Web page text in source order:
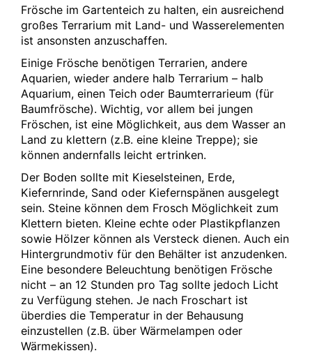
Frösche im Gartenteich zu halten, ein ausreichend
großes Terrarium mit Land- und Wasserelementen
ist ansonsten anzuschaffen.
Einige Frösche benötigen Terrarien, andere
Aquarien, wieder andere halb Terrarium – halb
Aquarium, einen Teich oder Baumterrarieum (für
Baumfrösche). Wichtig, vor allem bei jungen
Fröschen, ist eine Möglichkeit, aus dem Wasser an
Land zu klettern (z.B. eine kleine Treppe); sie
können andernfalls leicht ertrinken.
Der Boden sollte mit Kieselsteinen, Erde,
Kiefernrinde, Sand oder Kiefernspänen ausgelegt
sein. Steine können dem Frosch Möglichkeit zum
Klettern bieten. Kleine echte oder Plastikpflanzen
sowie Hölzer können als Versteck dienen. Auch ein
Hintergrundmotiv für den Behälter ist anzudenken.
Eine besondere Beleuchtung benötigen Frösche
nicht – an 12 Stunden pro Tag sollte jedoch Licht
zu Verfügung stehen. Je nach Froschart ist
überdies die Temperatur in der Behausung
einzustellen (z.B. über Wärmelampen oder
Wärmekissen).